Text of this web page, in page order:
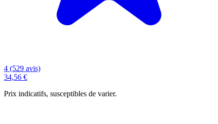
4 (529 avis)
34,56 €
Prix indicatifs, susceptibles de varier.